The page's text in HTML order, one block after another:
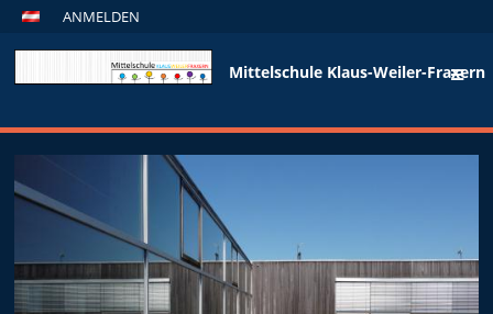
ANMELDEN
Mittelschule Klaus-Weiler-Fraxern